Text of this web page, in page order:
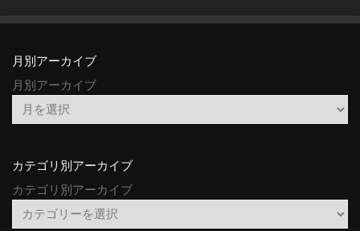
月別アーカイブ
月別アーカイブ
カテゴリ別アーカイブ
カテゴリ別アーカイブ